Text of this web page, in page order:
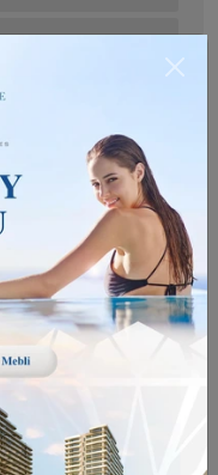
Bezpečnostný
2 Garáž